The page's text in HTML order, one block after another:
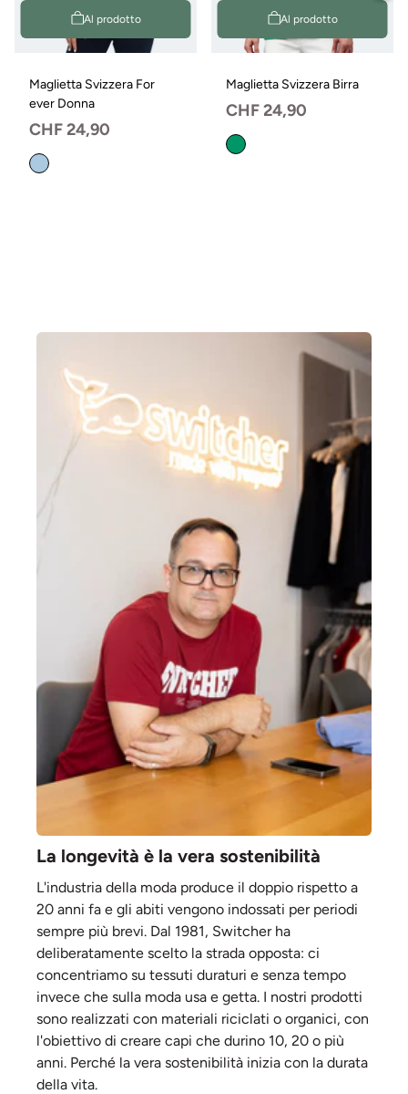
Al prodotto
Maglietta Svizzera For
ever Donna
Prezzo
normale
CHF 24,90
Al prodotto
Maglietta Svizzera Birra
Prezzo
normale
CHF 24,90
La longevità è la vera sostenibilità
L'industria della moda produce il doppio rispetto a
20 anni fa e gli abiti vengono indossati per periodi
sempre più brevi. Dal 1981, Switcher ha
deliberatamente scelto la strada opposta: ci
concentriamo su tessuti duraturi e senza tempo
invece che sulla moda usa e getta. I nostri prodotti
sono realizzati con materiali riciclati o organici, con
l'obiettivo di creare capi che durino 10, 20 o più
anni. Perché la vera sostenibilità inizia con la durata
della vita.